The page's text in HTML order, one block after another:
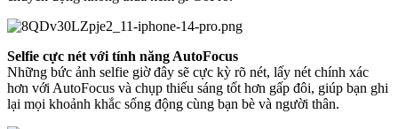
Selfie cực nét với tính năng AutoFocus
Những bức ảnh selfie giờ đây sẽ cực kỳ rõ nét, lấy nét chính xác
hơn với AutoFocus và chụp thiếu sáng tốt hơn gấp đôi, giúp bạn ghi
lại mọi khoảnh khắc sống động cùng bạn bè và người thân.